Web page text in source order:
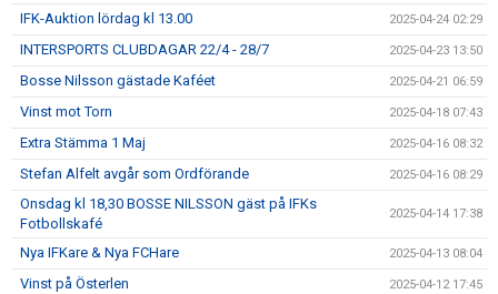
IFK-Auktion lördag kl 13.00 2025-04-24 02:29
INTERSPORTS CLUBDAGAR 22/4 - 28/7 2025-04-23 13:50
Bosse Nilsson gästade Kaféet 2025-04-21 06:59
Vinst mot Torn 2025-04-18 07:43
Extra Stämma 1 Maj 2025-04-16 08:32
Stefan Alfelt avgår som Ordförande 2025-04-16 08:29
Onsdag kl 18,30 BOSSE NILSSON gäst på IFKs
Fotbollskafé
2025-04-14 17:38
Nya IFKare & Nya FCHare 2025-04-13 08:04
Vinst på Österlen 2025-04-12 17:45